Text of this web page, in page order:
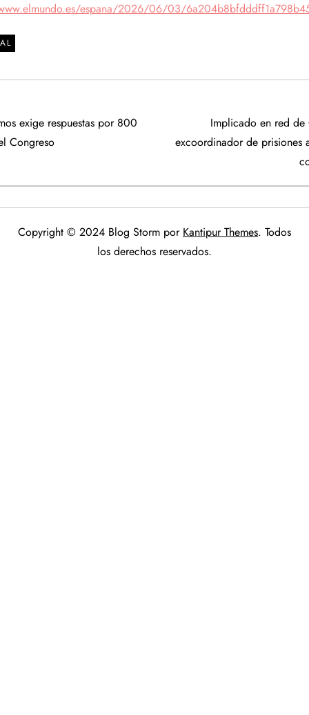
espana/2026/06/03/
exige respuestas por 800
Congreso
Implicado en red de
excoordinador de prisiones
Copyright © 2024 Blog Storm por Kantipur Themes. Todos
los derechos reservados.